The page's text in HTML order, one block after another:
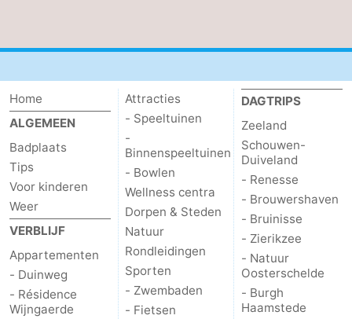
Nieuwvliet
-
Cadzand
-
Natuur
Zwin
Weer
Home
ALGEMEEN
Badplaats
Tips
Voor kinderen
Weer
VERBLIJF
Appartementen
- Duinweg
- Résidence
Wijngaerde
Attracties
- Speeltuinen
-
Binnenspeeltuinen
- Bowlen
Wellness centra
Dorpen & Steden
Natuur
Rondleidingen
Sporten
- Zwembaden
- Fietsen
DAGTRIPS
Zeeland
Schouwen-
Duiveland
- Renesse
- Brouwershaven
- Bruinisse
- Zierikzee
- Natuur
Oosterschelde
- Burgh
Haamstede